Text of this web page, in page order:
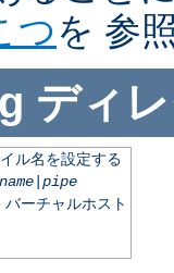
つを 参
ディ
ル名を設定する
| pipe
ーチャルホスト